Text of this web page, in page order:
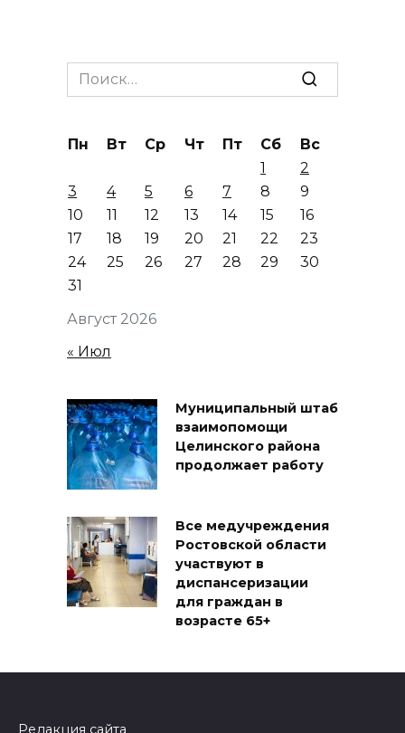
Search
for:
Август 2026
Пн Вт Ср Чт Пт Сб
Вс
1
2
3
4 5 6 7 8
9
10
11 12 13 14 15
16
17
18 19 20 21 22
23
24
25 26 27 28 29
30
31
« Июл
Муниципальный штаб
взаимопомощи
Целинского района
продолжает работу
Все медучреждения
Ростовской области
участвуют в
диспансеризации
для граждан в
возрасте 65+
Редакция сайта